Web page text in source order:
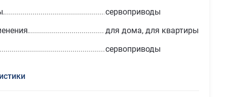
сервоприводы
для дома, для квартиры
сервоприводы